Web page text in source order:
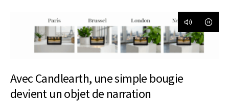
Avec Candlearth, une simple bougie
devient un objet de narration